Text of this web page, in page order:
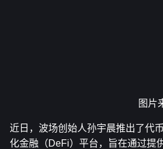
图片
近日，波场创始人孙宇晨推出了代
化金融（DeFi）平台，旨在通过提